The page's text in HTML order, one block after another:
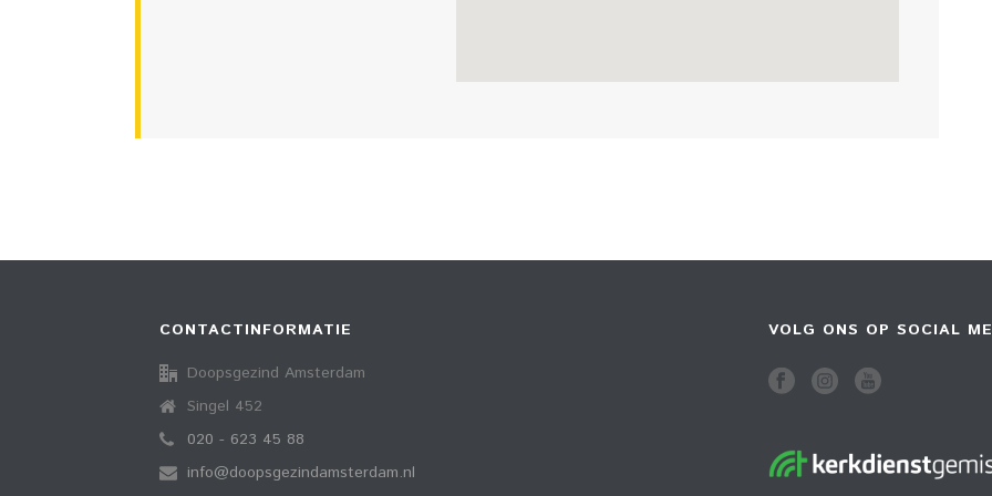
CONTACTINFORMATIE
Doopsgezind Amsterdam
Singel 452
020 - 623 45 88
info@doopsgezindamsterdam.nl
VOLG ONS OP SOCIAL